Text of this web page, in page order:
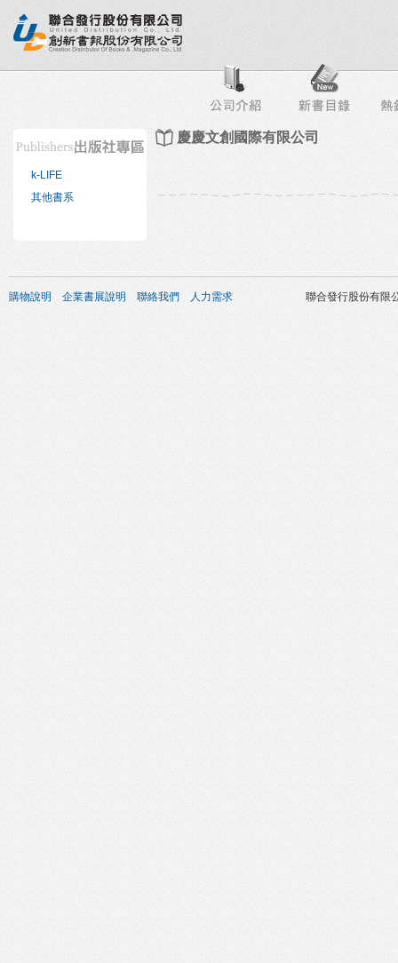
榜 出版社專區 書店專區 目錄下載 會員服務
k-LIFE
其他書系
慶慶文創國際有限公司
購物說明 企業書展說明 聯絡我們 人力需求 聯合發行股份有限